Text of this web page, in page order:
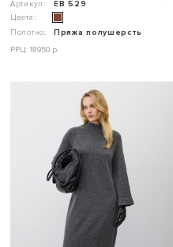
Артикул:
ЕВ 529
Цвета:
Полотно:
Пряжа полушерсть
РРЦ: 18950 р.